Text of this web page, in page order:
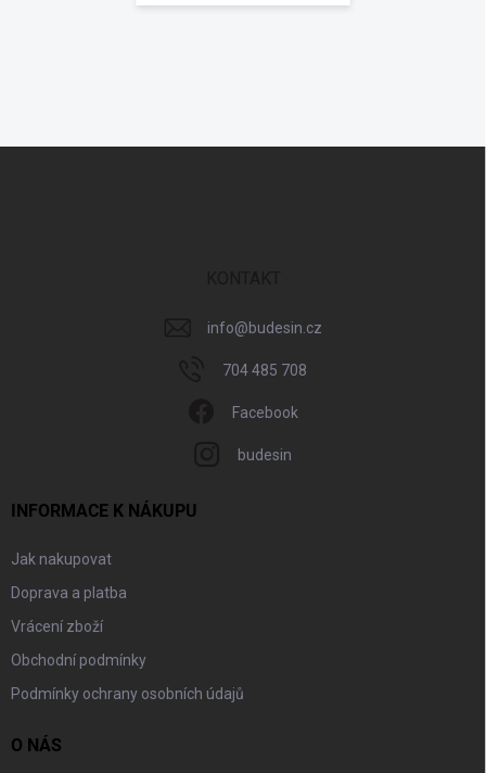
info@budesin.cz
704 485 708
Facebook
budesin
INFORMACE K NÁKUPU
Jak nakupovat
Doprava a platba
Vrácení zboží
Obchodní podmínky
Podmínky ochrany osobních údajů
O NÁS